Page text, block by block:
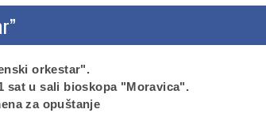
orkestar".
sat u sali bioskopa "Moravica".
za opuštanje